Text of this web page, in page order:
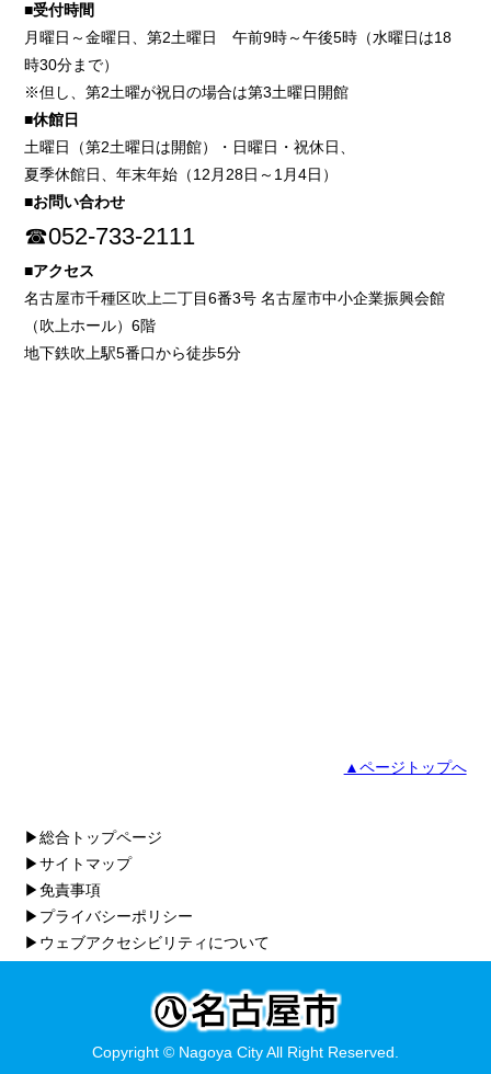
■受付時間
月曜日～金曜日、第2土曜日 午前9時～午後5時（水曜日は18
時30分まで）
※但し、第2土曜が祝日の場合は第3土曜日開館
■休館日
土曜日（第2土曜日は開館）・日曜日・祝休日、
夏季休館日、年末年始（12月28日～1月4日）
■お問い合わせ
☎052-733-2111
■アクセス
名古屋市千種区吹上二丁目6番3号 名古屋市中小企業振興会館
（吹上ホール）6階
地下鉄吹上駅5番口から徒歩5分
▲ページトップへ
▶総合トップページ
▶サイトマップ
▶免責事項
▶プライバシーポリシー
▶ウェブアクセシビリティについて
Copyright © Nagoya City All Right Reserved.